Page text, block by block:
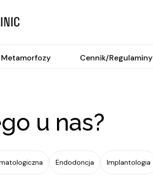
Metamorfozy Cennik/Regulaminy
u nas?
Endodoncja Implantologia